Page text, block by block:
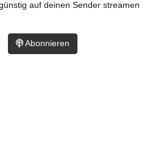
auf deinen Sender streamen
Abonnieren